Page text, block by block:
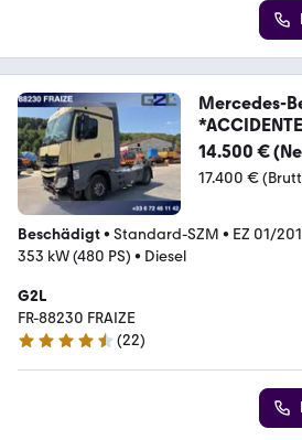
Mercedes-
14.500 €
17.400 €
Beschädigt• Standard-SZM • EZ 01/
353 kW (480 PS) • Diesel
G2L
FR-88230 FRAIZE
4.5 Sterne
(22)